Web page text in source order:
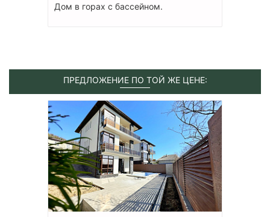
Дом в горах с бассейном.
ПРЕДЛОЖЕНИЕ ПО ТОЙ ЖЕ ЦЕНЕ: